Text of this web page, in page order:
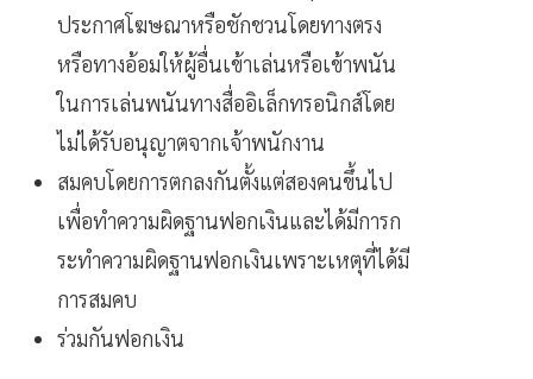
ประกาศโฆษณาหรือชักชวนโดยทางตรง
หรือทางอ้อมให้ผู้อื่นเข้าเล่นหรือเข้าพนัน
ในการเล่นพนันทางสื่ออิเล็กทรอนิกส์โดย
ไม่ได้รับอนุญาตจากเจ้าพนักงาน
สมคบโดยการตกลงกันตั้งแต่สองคนขึ้นไป
เพื่อทำความผิดฐานฟอกเงินและได้มีการก
ระทำความผิดฐานฟอกเงินเพราะเหตุที่ได้มี
การสมคบ
ร่วมกันฟอกเงิน